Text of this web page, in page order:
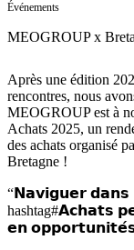
Événements
MEOGROUP x
Après une édition
rencontres, nous
MEOGROUP est à
Achats 2025, un
des achats organisé
Bretagne !
“𝗡𝗮𝘃𝗶𝗴𝘂𝗲𝗿
hashtag#𝗔𝗰𝗵𝗮𝘁𝘀
𝗲𝗻